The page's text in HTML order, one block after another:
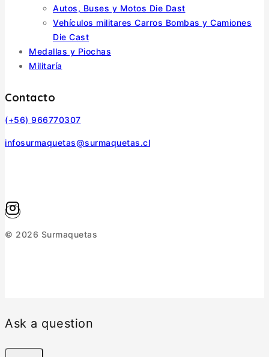
Autos, Buses y Motos Die Dast
Vehículos militares Carros Bombas y Camiones
Die Cast
Medallas y Piochas
Militaría
Contacto
(+56) 966770307
infosurmaquetas@surmaquetas.cl
© 2026 Surmaquetas
Ask a question